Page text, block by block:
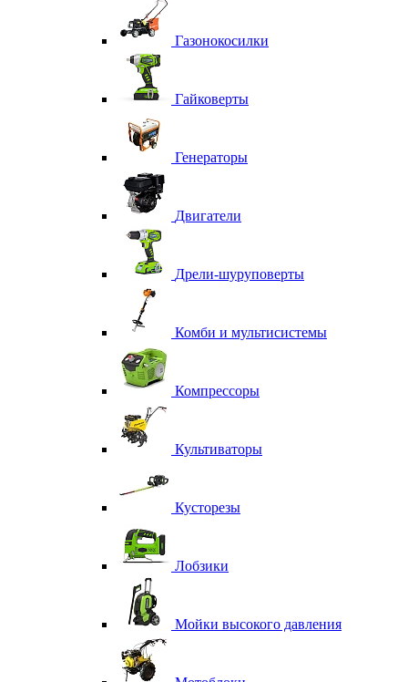
Газонокосилки
Гайковерты
Генераторы
Двигатели
Дрели-шуруповерты
Комби и мультисистемы
Компрессоры
Культиваторы
Кусторезы
Лобзики
Мойки высокого давления